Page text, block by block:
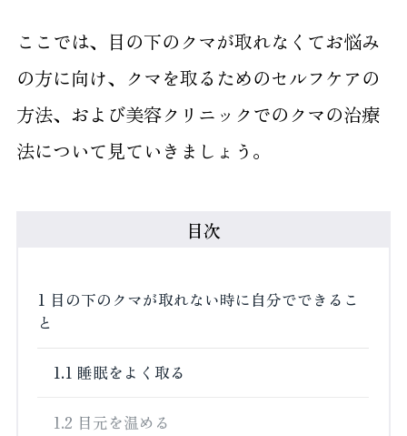
ここでは、目の下のクマが取れなくてお悩み
の方に向け、クマを取るためのセルフケアの
方法、および美容クリニックでのクマの治療
法について見ていきましょう。
目次
1 目の下のクマが取れない時に自分でできるこ
と
1.1 睡眠をよく取る
1.2 目元を温める